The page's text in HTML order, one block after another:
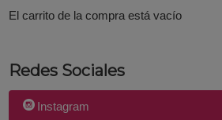
El carrito de la compra está vacío
Redes Sociales
Instagram